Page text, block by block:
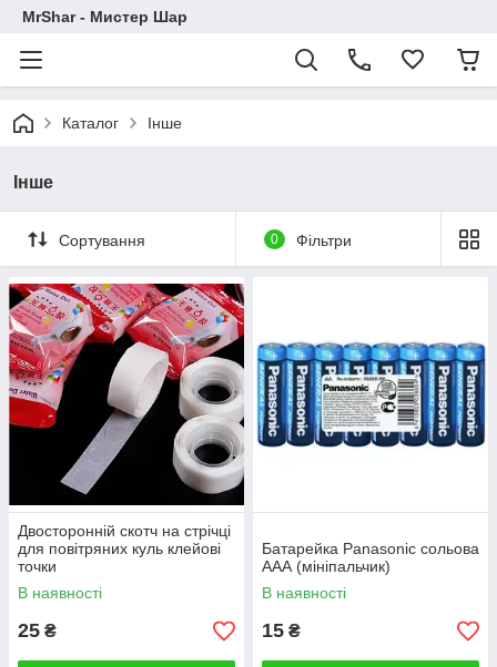
MrShar - Мистер Шар
Каталог Інше
Інше
Сортування 0 Фільтри
Двосторонній скотч на стрічці
для повітряних куль клейові
точки
В наявності
25 ₴
Батарейка Panasonic сольова
ААА (мініпальчик)
В наявності
15 ₴